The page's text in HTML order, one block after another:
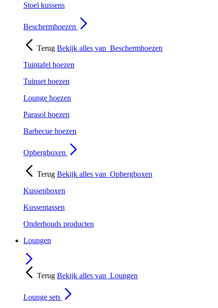
Stoel kussens
Beschermhoezen
Terug Bekijk alles van Beschermhoezen
Tuintafel hoezen
Tuinset hoezen
Lounge hoezen
Parasol hoezen
Barbecue hoezen
Opbergboxen
Terug Bekijk alles van Opbergboxen
Kussenboxen
Kussentassen
Onderhouds producten
Loungen
Terug Bekijk alles van Loungen
Lounge sets